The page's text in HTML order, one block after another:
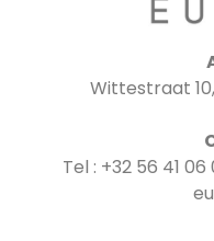
Wittestraat
Tel : +32 56 41